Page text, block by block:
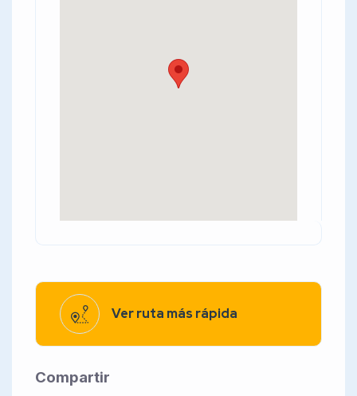
Ver ruta más rápida
Compartir